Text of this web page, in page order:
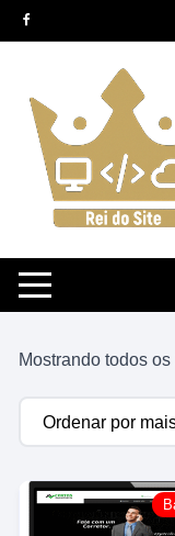
Pular
para
conteúdo
Mostrando todos